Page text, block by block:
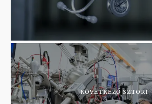
KÖVETKEZŐ SZTORI